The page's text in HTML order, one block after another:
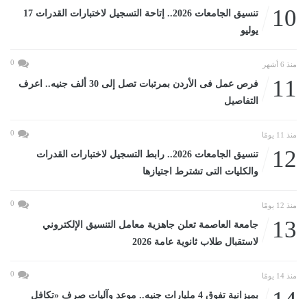
10
تنسيق الجامعات 2026.. إتاحة التسجيل لاختبارات القدرات 17
يوليو
منذ 6 أشهر 0
11
فرص عمل فى الأردن بمرتبات تصل إلى 30 ألف جنيه.. اعرف
التفاصيل
منذ 11 يومًا 0
12
تنسيق الجامعات 2026.. رابط التسجيل لاختبارات القدرات
والكليات التى تشترط اجتيازها
منذ 12 يومًا 0
13
جامعة العاصمة تعلن جاهزية معامل التنسيق الإلكتروني
لاستقبال طلاب ثانوية عامة 2026
منذ 14 يومًا 0
بميزانية تفوق 4 مليارات جنيه.. موعد وآليات صرف «تكافل